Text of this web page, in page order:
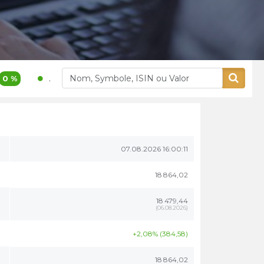
Akdital 1 200,00 3,9 % Alliances 400,00 5,26 %
07.08.2026 16:00:11
18 864,02
18 479,44
(06.08.2026)
+2,08% (384,58)
18 864,02